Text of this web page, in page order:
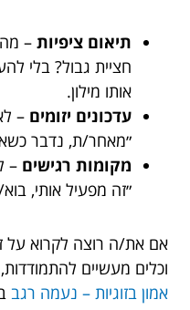
תיאום ציפיות –
חציית גבול? בלי
אותו מילון.
עדכונים יזומים –
״מאחר/ת, נדבר
מקומות רגישים –
״זה מפעיל אותי,
אם את/ה רוצה לקרוא על
וכלים מעשיים
אמון בזוגיות – נעמה רגב